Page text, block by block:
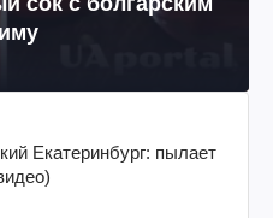
Екатеринбург: пылает